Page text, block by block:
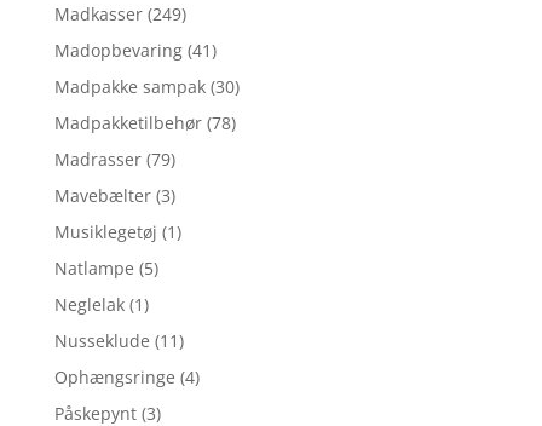
Madkasser (249)
Madopbevaring (41)
Madpakke sampak (30)
Madpakketilbehør (78)
Madrasser (79)
Mavebælter (3)
Musiklegetøj (1)
Natlampe (5)
Neglelak (1)
Nusseklude (11)
Ophængsringe (4)
Påskepynt (3)